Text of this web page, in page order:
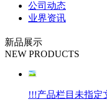
公司动态
业界资讯
新品展示
NEW PRODUCTS
!!!产品栏目未指定